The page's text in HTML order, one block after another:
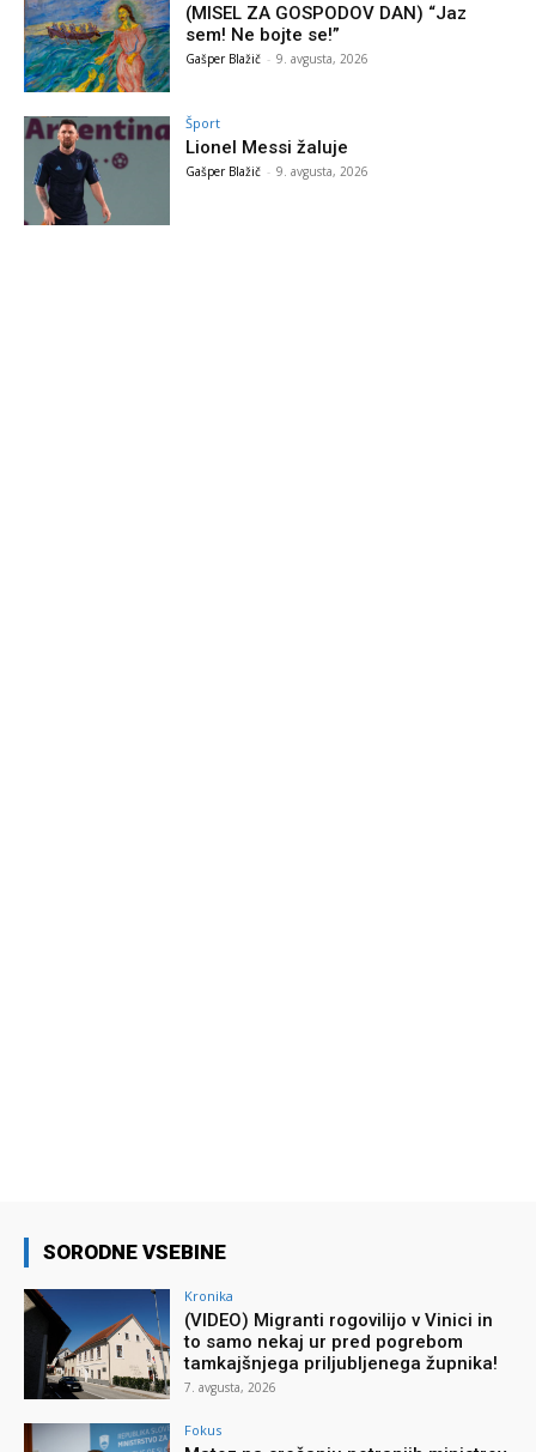
(MISEL ZA GOSPODOV DAN) “Jaz
sem! Ne bojte se!”
Gašper Blažič - 9. avgusta, 2026
Šport
Lionel Messi žaluje
Gašper Blažič - 9. avgusta, 2026
SORODNE VSEBINE
Kronika
(VIDEO) Migranti rogovilijo v Vinici in
to samo nekaj ur pred pogrebom
tamkajšnjega priljubljenega župnika!
7. avgusta, 2026
Fokus